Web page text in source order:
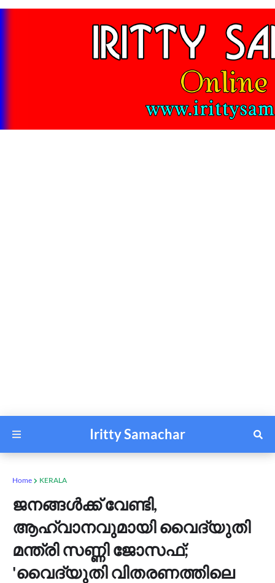
Iritty Samachar
Home KERALA
ജനങ്ങൾക്ക് വേണ്ടി,
ആഹ്വാനവുമായി വൈദ്യുതി
മന്ത്രി സണ്ണി ജോസഫ്;
'വൈദ്യുതി വിതരണത്തിലെ